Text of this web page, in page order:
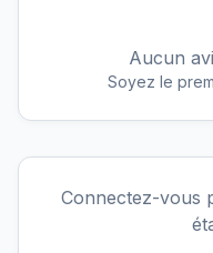
Aucun
Soyez le
Connectez-vous